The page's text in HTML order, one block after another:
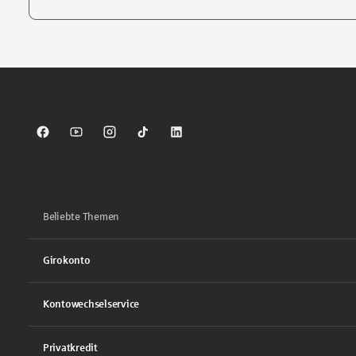
Sparkasse auf Facebook
Sparkasse auf Youtube
Sparkasse auf Instagram
Sparkasse auf TikTok
Sparkasse auf LinkedIn
Beliebte Themen
Girokonto
Kontowechselservice
Privatkredit